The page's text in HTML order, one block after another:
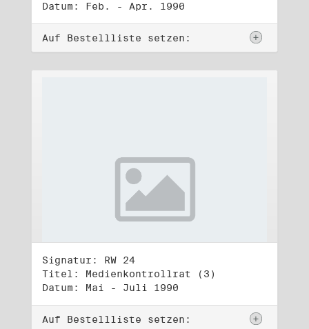
Datum: Feb. - Apr. 1990
Auf Bestellliste setzen:
Signatur: RW 24
Titel: Medienkontrollrat (3)
Datum: Mai - Juli 1990
Auf Bestellliste setzen: